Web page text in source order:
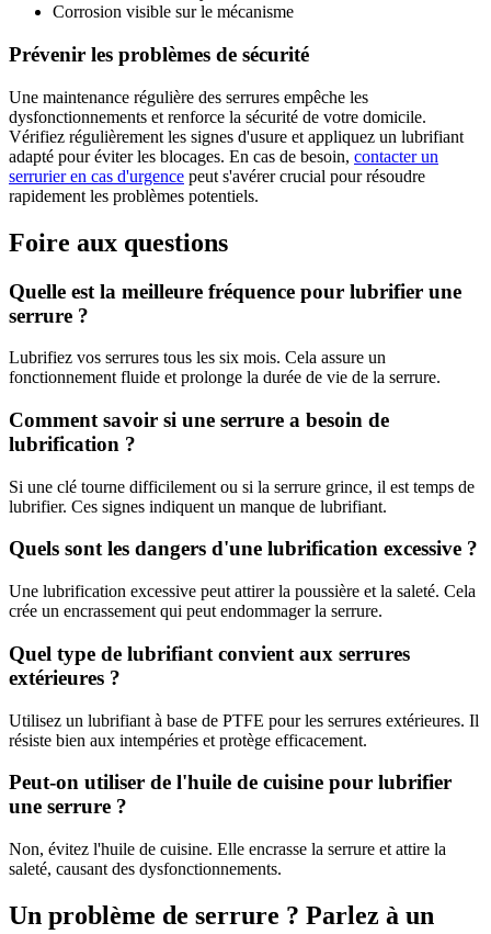
Corrosion visible sur le mécanisme
Prévenir les problèmes de sécurité
Une maintenance régulière des serrures empêche les
dysfonctionnements et renforce la sécurité de votre domicile.
Vérifiez régulièrement les signes d'usure et appliquez un lubrifiant
adapté pour éviter les blocages. En cas de besoin, contacter un
serrurier en cas d'urgence peut s'avérer crucial pour résoudre
rapidement les problèmes potentiels.
Foire aux questions
Quelle est la meilleure fréquence pour lubrifier une
serrure ?
Lubrifiez vos serrures tous les six mois. Cela assure un
fonctionnement fluide et prolonge la durée de vie de la serrure.
Comment savoir si une serrure a besoin de
lubrification ?
Si une clé tourne difficilement ou si la serrure grince, il est temps de
lubrifier. Ces signes indiquent un manque de lubrifiant.
Quels sont les dangers d'une lubrification excessive ?
Une lubrification excessive peut attirer la poussière et la saleté. Cela
crée un encrassement qui peut endommager la serrure.
Quel type de lubrifiant convient aux serrures
extérieures ?
Utilisez un lubrifiant à base de PTFE pour les serrures extérieures. Il
résiste bien aux intempéries et protège efficacement.
Peut-on utiliser de l'huile de cuisine pour lubrifier
une serrure ?
Non, évitez l'huile de cuisine. Elle encrasse la serrure et attire la
saleté, causant des dysfonctionnements.
Un problème de serrure ? Parlez à un